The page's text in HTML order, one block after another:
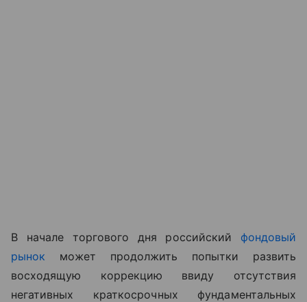
В начале торгового дня российский фондовый
рынок может продолжить попытки развить
восходящую коррекцию ввиду отсутствия
негативных краткосрочных фундаментальных